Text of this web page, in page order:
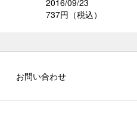
2016/09/23
737円（税込）
お問い合わせ